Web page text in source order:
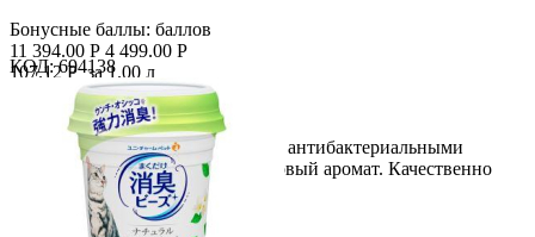
Бонусные баллы: баллов
11 394.00 Р 4 499.00 Р
107.12 Рза 1.00 л
В корзину

Наполнитель обладает высокими антибактериальными
свойствами. Имеет приятный еловый аромат. Качественно
устраняет...
КОД: 694138